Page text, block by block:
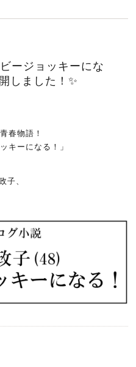
ージョッキーにな
しました！✨
春物語！
キーになる！」
子、